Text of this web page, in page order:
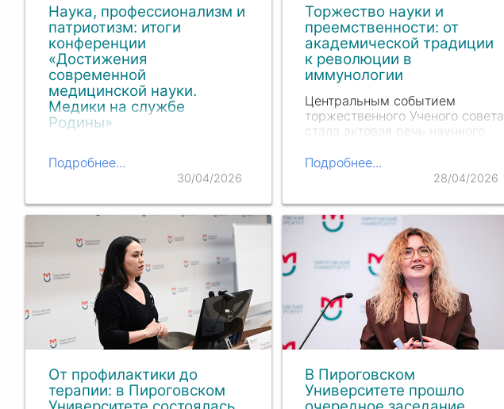
Наука, профессионализм и
патриотизм: итоги
конференции
«Достижения
современной
медицинской науки.
Медики на службе
Родины»
Университете прошла
междисциплинарная научно-
«Достижения современной
медицинской науки. Медики на
службе Родины».
Подробнее...
30/04/2026
Торжество науки и
преемственности: от
академической традиции
к революции в
иммунологии
Центральным событием
торжественного Ученого совета
стала актовая речь научного
В.А. Насоновой
и советника ректора
Евгения Львовича Насонова.
Подробнее...
28/04/2026
От профилактики до
терапии: в Пироговском
В Пироговском
Университете прошло